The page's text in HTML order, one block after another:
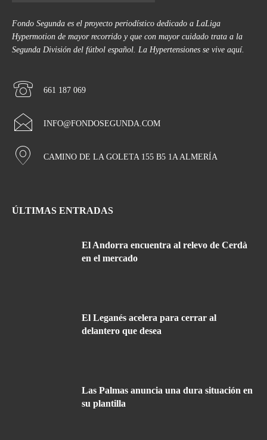
Fondo Segunda es el proyecto periodístico dedicado a LaLiga
Hypermotion de mayor recorrido y que con mayor cuidado trata a la
Segunda División del fútbol español. La Hypertensiones se vive aquí.
661 187 069
INFO@FONDOSEGUNDA.COM
CAMINO DE LA GOLETA 155 B5 1A ALMERÍA
ÚLTIMAS ENTRADAS
El Andorra encuentra al relevo de Cerdà
en el mercado
El Leganés acelera para cerrar al
delantero que desea
Las Palmas anuncia una dura situación en
su plantilla